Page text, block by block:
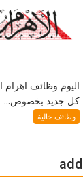
اليوم وظائف
كل جديد بخصوص...
وظائف خالية
add